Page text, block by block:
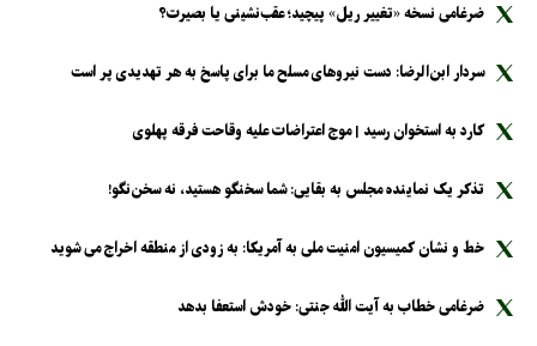
ضرغامی نسخه «تغییر ریل» پیچید؛ عقب‌نشینی یا بصیرت؟
سردار ابن‌الرضا: دست نیرو‌های مسلح ما برای پاسخ به هر تهدیدی پر است
کارد به استخوان رسید | موج اعتراضات علیه وقاحت فرقه پهلوی
تذکر یک نماینده مجلس به بقایی: شما سخنگو هستید، نه سخن‌نگو!
خط و نشان کمیسیون امنیت ملی به آمریکا: به زودی از منطقه اخراج می شوید
ضرغامی خطاب به آیت الله جنتی: خودش استعفا بدهد